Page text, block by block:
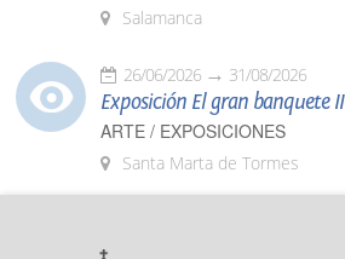
Salamanca
26/06/2026 31/08/2026
Exposición El gran banquete II
ARTE / EXPOSICIONES
Santa Marta de Tormes